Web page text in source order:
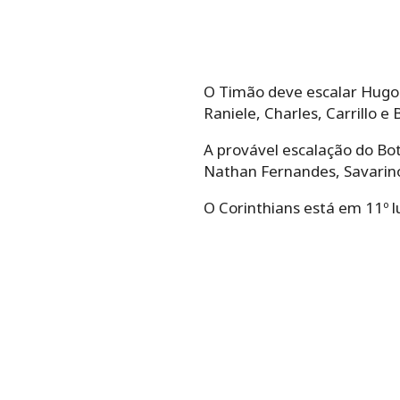
O Timão deve escalar
Raniele, Charles, Carrillo e
A provável escalação do
Nathan Fernandes,
O Corinthians está em 11º